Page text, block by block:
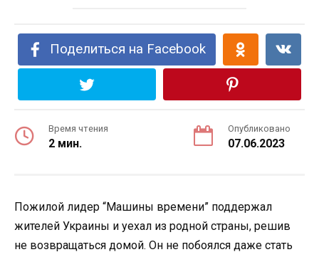
Поделиться на Facebook
Время чтения
2 мин.
Опубликовано
07.06.2023
Пожилой лидер “Машины времени” поддержал
жителей Украины и уехал из родной страны, решив
не возвращаться домой. Он не побоялся даже стать